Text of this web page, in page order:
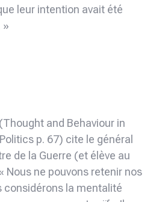
leur intention avait été
»
and Behaviour in
p. 67) cite le général
de la Guerre (et élève au
Nous ne pouvons retenir nos
considérons la mentalité